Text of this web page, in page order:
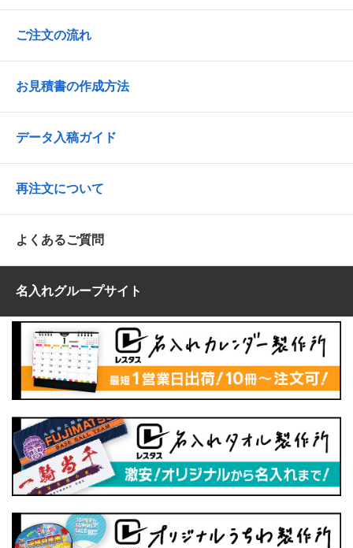
ご注文の流れ
お見積書の作成方法
データ入稿ガイド
再注文について
よくあるご質問
名入れグループサイト